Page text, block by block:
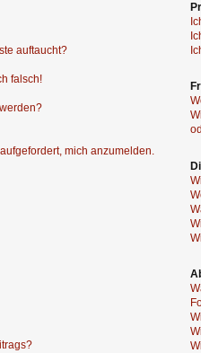
auftaucht?
falsch!
mich anzumelden.